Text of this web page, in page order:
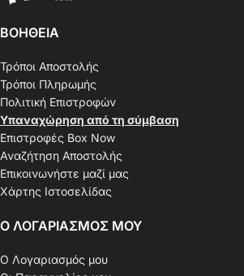
ΒΟΗΘΕΙΑ
Τρόποι Αποστολής
Τρόποι Πληρωμής
Πολιτική Επιστροφών
Υπαναχώρηση από τη σύμβαση
Επιστροφές Box Now
Αναζήτηση Αποστολής
Επικοινωνήστε μαζί μας
Χάρτης Ιστοσελίδας
Ο ΛΟΓΑΡΙΑΣΜΟΣ ΜΟΥ
Ο Λογαριασμός μου